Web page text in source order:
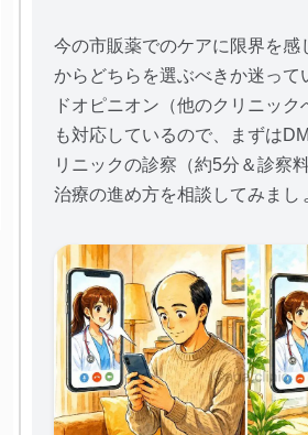
今の市販薬でのケアに限界を感
からどちらを選ぶべきか迷って
ドオピニオン（他のクリニック
も対応しているので、まずは
リニックの診察（約5分＆診察
治療の進め方を相談してみまし